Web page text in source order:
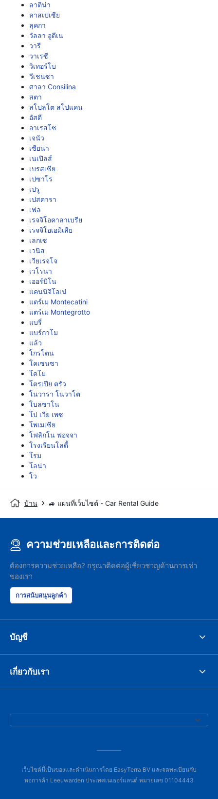
ลาติน่า
ลาสเปเซีย
ลุคกา
วัลลา อูดีเน
วารี
วาเรซี
วิเทอร์โบ
วีเชนซา
ศาลา Consilina
สตา
สโปลโต สโปแคน
อัสตี
อาเรสโซ
เจนัว
เซียนา
เนเปิลส์
เบรสเซีย
เปซาโร
เปรู
เปสคารา
เฟล
เรจจิโอคาลาเบรีย
เรจจิโอเอมิเลีย
เลกเซ
เวนิส
เวียเรจโจ
เวโรนา
เออร์บิโน
แคนนิจิโอเน่
แตร์เม Montecatini
แตร์เม Montegrotto
แบรี่
แบร์กาโม
แล้ว
โกรโตน
โคเซนซา
โคโม
โตรเปีย ตรัว
โนวารา โนวาโต
โบลซาโน
โป เวีย เพซ
โพเมเซีย
โฟลิกโน ฟอจจา
โรงเรียนโลดี้
โรม
โลน่า
โว
บ้าน 🚙 แผนที่เว็บไซต์ - Car Rental Guide
ความช่วยเหลือและการติดต่อ
ต้องการความช่วยเหลือ? กรุณาติดต่อผู้เชี่ยวชาญด้านการเช่า
ของเรา
การสนับสนุนลูกค้า
บัญชี
เกี่ยวกับเรา
เว็บไซต์นี้เป็นของและดำเนินการโดย EasyTerra BV และจดทะเบียนกับ
หอการค้า Leeuwarden ประเทศเนเธอร์แลนด์ หมายเลข 01104443